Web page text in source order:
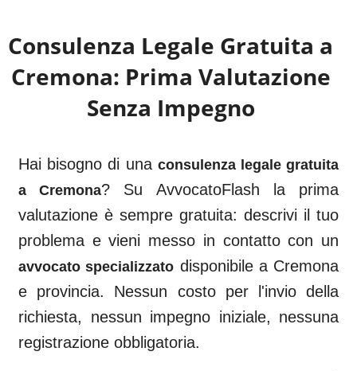
Consulenza Legale Gratuita a
Cremona: Prima Valutazione
Senza Impegno
Hai bisogno di una consulenza legale gratuita
aCremona? Su AvvocatoFlash la prima
valutazione è sempre gratuita: descrivi il tuo
problema e vieni messo in contatto con un
avvocato specializzato disponibile a Cremona
e provincia. Nessun costo per l'invio della
richiesta, nessun impegno iniziale, nessuna
registrazione obbligatoria.